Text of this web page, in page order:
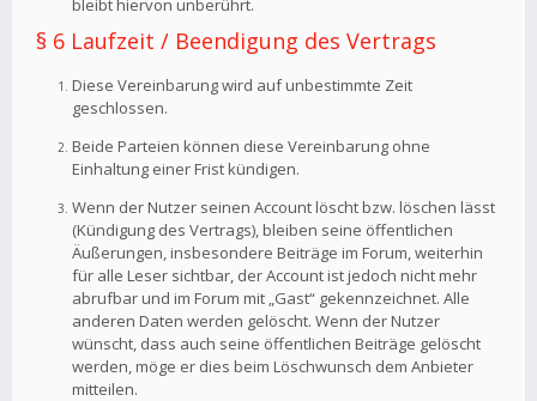
bleibt hiervon unberührt.
§ 6 Laufzeit / Beendigung des Vertrags
Diese Vereinbarung wird auf unbestimmte Zeit
geschlossen.
Beide Parteien können diese Vereinbarung ohne
Einhaltung einer Frist kündigen.
Wenn der Nutzer seinen Account löscht bzw. löschen lässt
(Kündigung des Vertrags), bleiben seine öffentlichen
Äußerungen, insbesondere Beiträge im Forum, weiterhin
für alle Leser sichtbar, der Account ist jedoch nicht mehr
abrufbar und im Forum mit „Gast“ gekennzeichnet. Alle
anderen Daten werden gelöscht. Wenn der Nutzer
wünscht, dass auch seine öffentlichen Beiträge gelöscht
werden, möge er dies beim Löschwunsch dem Anbieter
mitteilen.